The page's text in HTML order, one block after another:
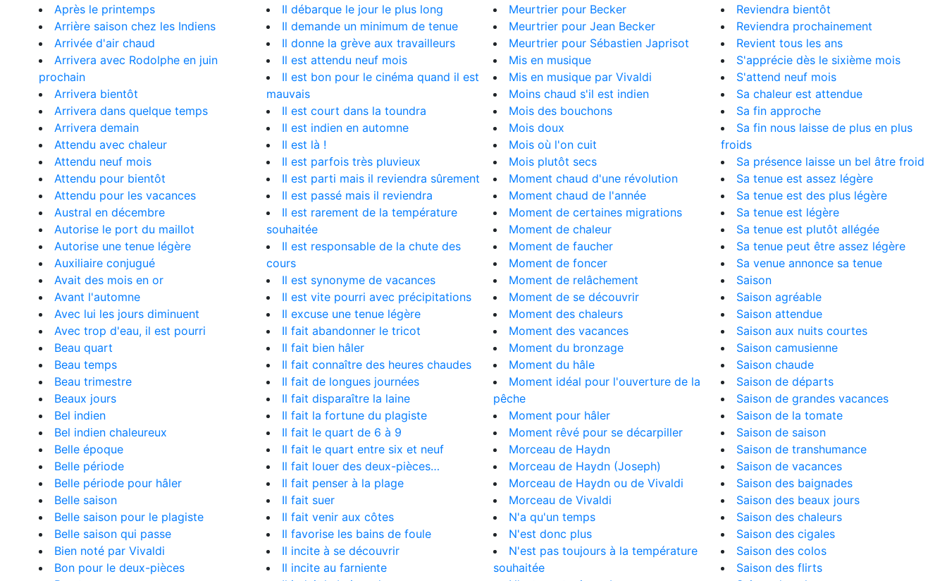
Après le printemps
Arrière saison chez les Indiens
Arrivée d'air chaud
Arrivera avec Rodolphe en juin
prochain
Arrivera bientôt
Arrivera dans quelque temps
Arrivera demain
Attendu avec chaleur
Attendu neuf mois
Attendu pour bientôt
Attendu pour les vacances
Austral en décembre
Autorise le port du maillot
Autorise une tenue légère
Auxiliaire conjugué
Avait des mois en or
Avant l'automne
Avec lui les jours diminuent
Avec trop d'eau, il est pourri
Beau quart
Beau temps
Beau trimestre
Beaux jours
Bel indien
Bel indien chaleureux
Belle époque
Belle période
Belle période pour hâler
Belle saison
Belle saison pour le plagiste
Belle saison qui passe
Bien noté par Vivaldi
Bon pour le deux-pièces
Il débarque le jour le plus long
Il demande un minimum de tenue
Il donne la grève aux travailleurs
Il est attendu neuf mois
Il est bon pour le cinéma quand il est
mauvais
Il est court dans la toundra
Il est indien en automne
Il est là !
Il est parfois très pluvieux
Il est parti mais il reviendra sûrement
Il est passé mais il reviendra
Il est rarement de la température
souhaitée
Il est responsable de la chute des
cours
Il est synonyme de vacances
Il est vite pourri avec précipitations
Il excuse une tenue légère
Il fait abandonner le tricot
Il fait bien hâler
Il fait connaître des heures chaudes
Il fait de longues journées
Il fait disparaître la laine
Il fait la fortune du plagiste
Il fait le quart de 6 à 9
Il fait le quart entre six et neuf
Il fait louer des deux-pièces…
Il fait penser à la plage
Il fait suer
Il fait venir aux côtes
Il favorise les bains de foule
Il incite à se découvrir
Il incite au farniente
Meurtrier pour Becker
Meurtrier pour Jean Becker
Meurtrier pour Sébastien Japrisot
Mis en musique
Mis en musique par Vivaldi
Moins chaud s'il est indien
Mois des bouchons
Mois doux
Mois où l'on cuit
Mois plutôt secs
Moment chaud d'une révolution
Moment chaud de l'année
Moment de certaines migrations
Moment de chaleur
Moment de faucher
Moment de foncer
Moment de relâchement
Moment de se découvrir
Moment des chaleurs
Moment des vacances
Moment du bronzage
Moment du hâle
Moment idéal pour l'ouverture de la
pêche
Moment pour hâler
Moment rêvé pour se décarpiller
Morceau de Haydn
Morceau de Haydn (Joseph)
Morceau de Haydn ou de Vivaldi
Morceau de Vivaldi
N'a qu'un temps
N'est donc plus
N'est pas toujours à la température
souhaitée
Reviendra bientôt
Reviendra prochainement
Revient tous les ans
S'apprécie dès le sixième mois
S'attend neuf mois
Sa chaleur est attendue
Sa fin approche
Sa fin nous laisse de plus en plus
froids
Sa présence laisse un bel âtre froid
Sa tenue est assez légère
Sa tenue est des plus légère
Sa tenue est légère
Sa tenue est plutôt allégée
Sa tenue peut être assez légère
Sa venue annonce sa tenue
Saison
Saison agréable
Saison attendue
Saison aux nuits courtes
Saison camusienne
Saison chaude
Saison de départs
Saison de grandes vacances
Saison de la tomate
Saison de saison
Saison de transhumance
Saison de vacances
Saison des baignades
Saison des beaux jours
Saison des chaleurs
Saison des cigales
Saison des colos
Saison des flirts